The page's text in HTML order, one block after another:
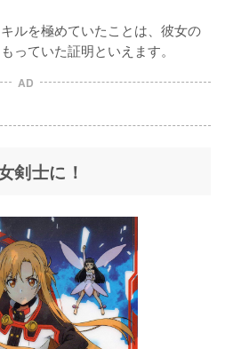
ルを極めていたことは、彼女の
っていた証明といえます。
AD
剣士に！